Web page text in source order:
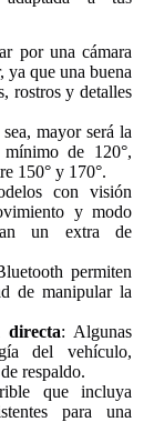
por una cámara
que una buena
rostros y detalles
mayor será la
de 120°,
150° y 170°.
con visión
y modo
un extra de
permiten
de manipular la
directa: Algunas
del vehículo,
respaldo.
que incluya
para una